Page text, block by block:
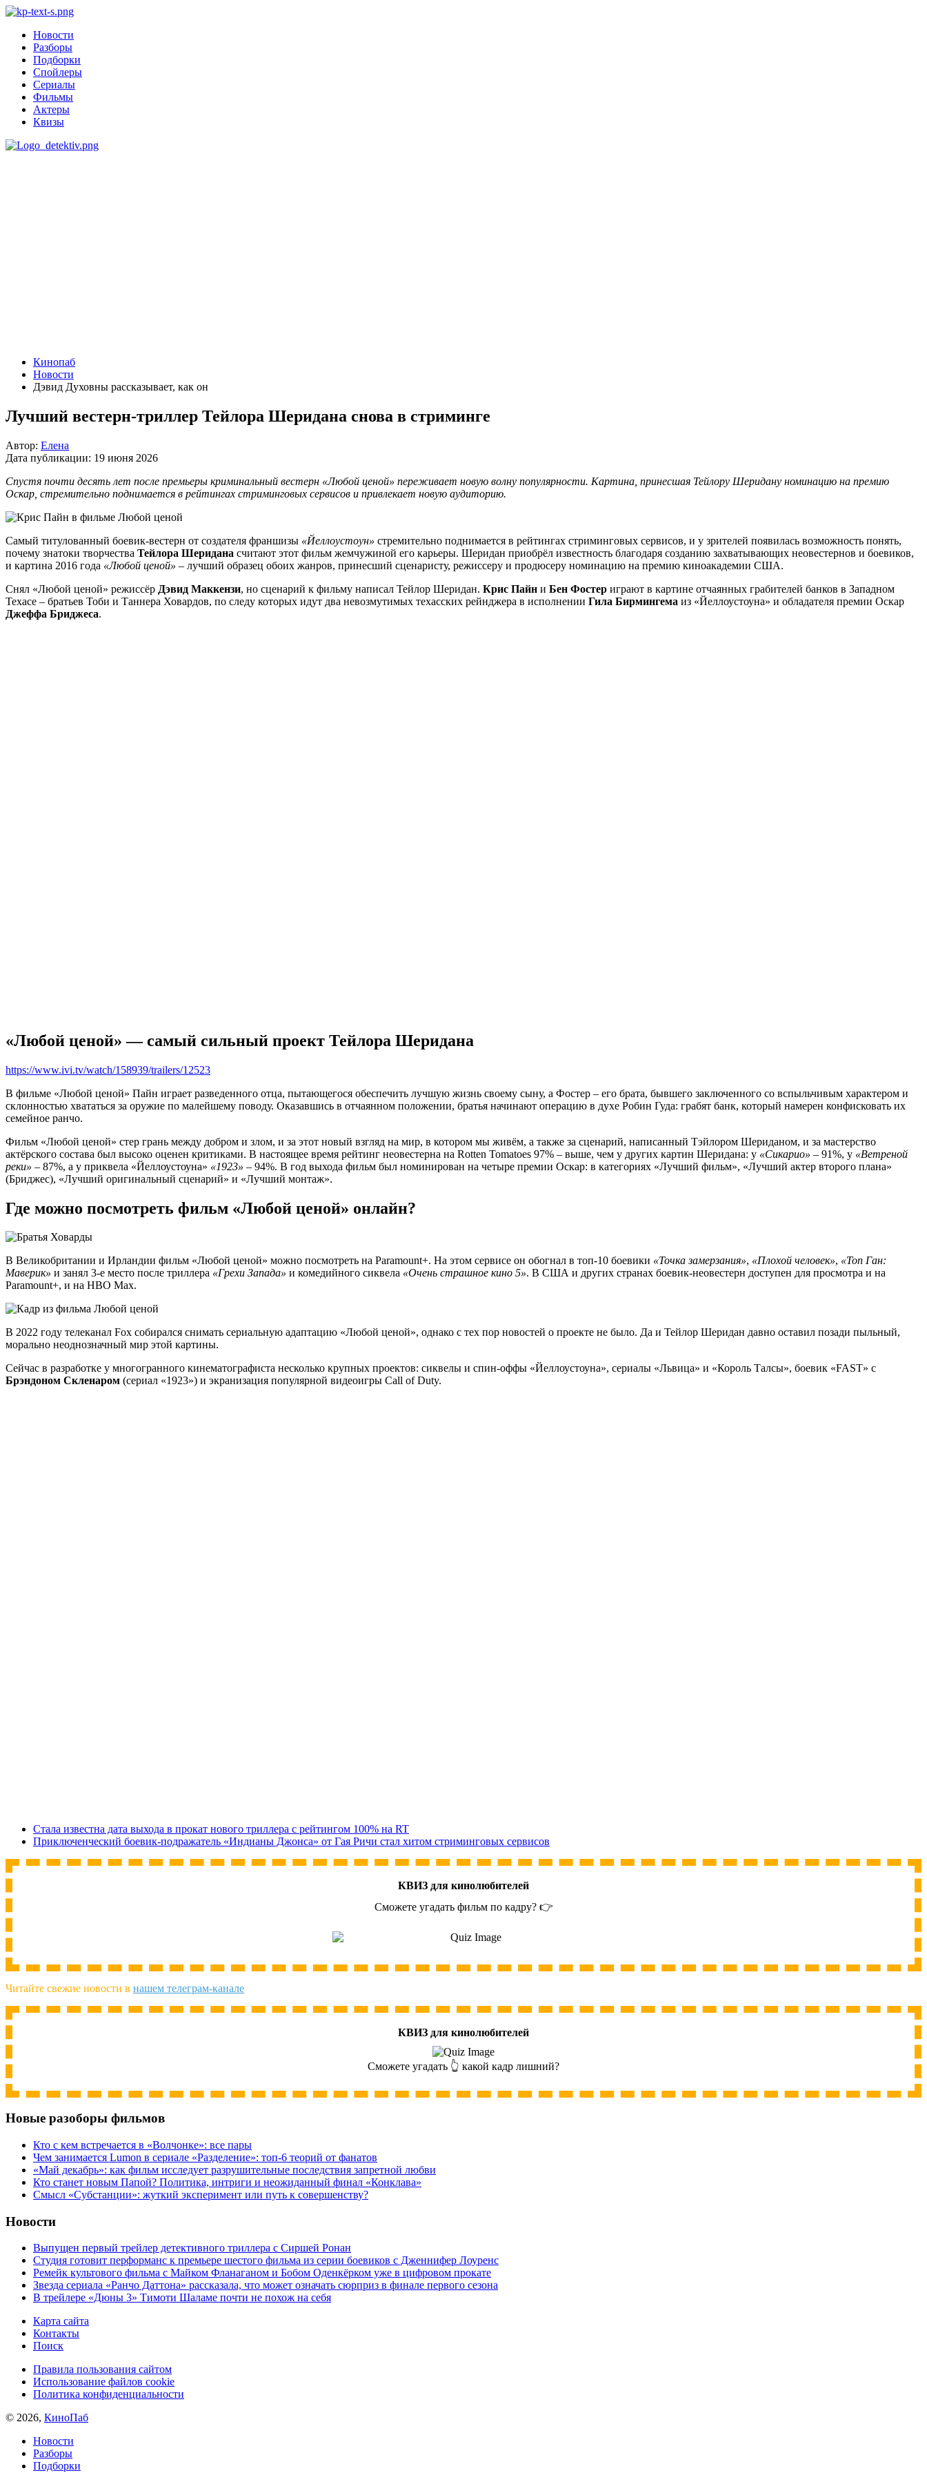
Новости
Разборы
Подборки
Спойлеры
Сериалы
Фильмы
Актеры
Квизы
Кинопаб
Новости
Дэвид Духовны рассказывает, как он
Лучший вестерн-триллер Тейлора Шеридана снова в стриминге
Автор: Елена
Дата публикации: 19 июня 2026
Спустя почти десять лет после премьеры криминальный вестерн «Любой ценой» переживает новую волну популярности. Картина, принесшая Тейлору Шеридану номинацию на премию
Оскар, стремительно поднимается в рейтингах стриминговых сервисов и привлекает новую аудиторию.
Самый титулованный боевик-вестерн от создателя франшизы «Йеллоустоун» стремительно поднимается в рейтингах стриминговых сервисов, и у зрителей появилась возможность понять,
почему знатоки творчества Тейлора Шеридана считают этот фильм жемчужиной его карьеры. Шеридан приобрёл известность благодаря созданию захватывающих неовестернов и боевиков,
и картина 2016 года «Любой ценой» – лучший образец обоих жанров, принесший сценаристу, режиссеру и продюсеру номинацию на премию киноакадемии США.
Снял «Любой ценой» режиссёр Дэвид Маккензи, но сценарий к фильму написал Тейлор Шеридан. Крис Пайн и Бен Фостер играют в картине отчаянных грабителей банков в Западном
Техасе – братьев Тоби и Таннера Ховардов, по следу которых идут два невозмутимых техасских рейнджера в исполнении Гила Бирмингема из «Йеллоустоуна» и обладателя премии Оскар
Джеффа Бриджеса.
«Любой ценой» — самый сильный проект Тейлора Шеридана
https://www.ivi.tv/watch/158939/trailers/12523
В фильме «Любой ценой» Пайн играет разведенного отца, пытающегося обеспечить лучшую жизнь своему сыну, а Фостер – его брата, бывшего заключенного со вспыльчивым характером и
склонностью хвататься за оружие по малейшему поводу. Оказавшись в отчаянном положении, братья начинают операцию в духе Робин Гуда: грабят банк, который намерен конфисковать их
семейное ранчо.
Фильм «Любой ценой» стер грань между добром и злом, и за этот новый взгляд на мир, в котором мы живём, а также за сценарий, написанный Тэйлором Шериданом, и за мастерство
актёрского состава был высоко оценен критиками. В настоящее время рейтинг неовестерна на Rotten Tomatoes 97% – выше, чем у других картин Шеридана: у «Сикарио» – 91%, у «Ветреной
реки» – 87%, а у приквела «Йеллоустоуна» «1923» – 94%. В год выхода фильм был номинирован на четыре премии Оскар: в категориях «Лучший фильм», «Лучший актер второго плана»
(Бриджес), «Лучший оригинальный сценарий» и «Лучший монтаж».
Где можно посмотреть фильм «Любой ценой» онлайн?
В Великобритании и Ирландии фильм «Любой ценой» можно посмотреть на Paramount+. На этом сервисе он обогнал в топ-10 боевики «Точка замерзания», «Плохой человек», «Топ Ган:
Маверик» и занял 3-е место после триллера «Грехи Запада» и комедийного сиквела «Очень страшное кино 5». В США и других странах боевик-неовестерн доступен для просмотра и на
Paramount+, и на HBO Max.
В 2022 году телеканал Fox собирался снимать сериальную адаптацию «Любой ценой», однако с тех пор новостей о проекте не было. Да и Тейлор Шеридан давно оставил позади пыльный,
морально неоднозначный мир этой картины.
Сейчас в разработке у многогранного кинематографиста несколько крупных проектов: сиквелы и спин-оффы «Йеллоустоуна», сериалы «Львица» и «Король Талсы», боевик «FAST» с
Брэндоном Скленаром (сериал «1923») и экранизация популярной видеоигры Call of Duty.
Стала известна дата выхода в прокат нового триллера с рейтингом 100% на RT
Приключенческий боевик-подражатель «Индианы Джонса» от Гая Ричи стал хитом стриминговых сервисов
КВИЗ для кинолюбителей
Сможете угадать фильм по кадру? 👉
Читайте свежие новости в нашем телеграм-канале
КВИЗ для кинолюбителей
Сможете угадать 👆 какой кадр лишний?
Новые разоборы фильмов
Кто с кем встречается в «Волчонке»: все пары
Чем занимается Lumon в сериале «Разделение»: топ-6 теорий от фанатов
«Май декабрь»: как фильм исследует разрушительные последствия запретной любви
Кто станет новым Папой? Политика, интриги и неожиданный финал «Конклава»
Cмысл «Субстанции»: жуткий эксперимент или путь к совершенству?
Новости
Выпущен первый трейлер детективного триллера с Сиршей Ронан
Студия готовит перформанс к премьере шестого фильма из серии боевиков с Дженнифер Лоуренс
Ремейк культового фильма с Майком Фланаганом и Бобом Оденкёрком уже в цифровом прокате
Звезда сериала «Ранчо Даттона» рассказала, что может означать сюрприз в финале первого сезона
В трейлере «Дюны 3» Тимоти Шаламе почти не похож на себя
Карта сайта
Контакты
Поиск
Правила пользования сайтом
Использование файлов cookie
Политика конфиденциальности
© 2026, КиноПаб
Новости
Разборы
Подборки